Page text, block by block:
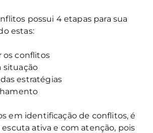
possui 4 etapas para sua
estas:
os conflitos
situação
estratégias
em identificação de conflitos, é
ativa e com atenção, pois